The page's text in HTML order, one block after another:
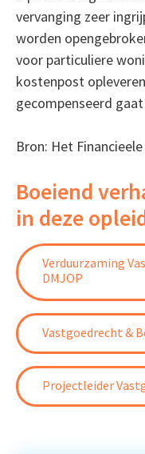
vervanging zeer
worden
voor particuliere
kostenpost
gecompenseerd
Bron: Het
Boeiend
in deze
Verduurzaming
DMJOP
Vastgoedrecht &
Projectleider